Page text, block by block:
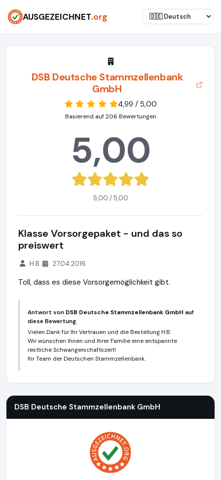
AUSGEZEICHNET.org
DSB Deutsche Stammzellenbank
GmbH
4,99 / 5,00
Basierend auf 206 Bewertungen
5,00
5,00 / 5,00
Klasse Vorsorgepaket - und das so
preiswert
H.B. 27.04.2016
Toll, dass es diese Vorsorgemöglichkeit gibt.
Antwort von DSB Deutsche Stammzellenbank GmbH auf
diese Bewertung.
Vielen Dank für Ihr Vertrauen und die Bestellung H.B.
Wir wünschen Ihnen und Ihrer Familie eine entspannte
restliche Schwangerschaftszeit!
Ihr Team der Deutschen Stammzellenbank.
DSB Deutsche Stammzellenbank GmbH